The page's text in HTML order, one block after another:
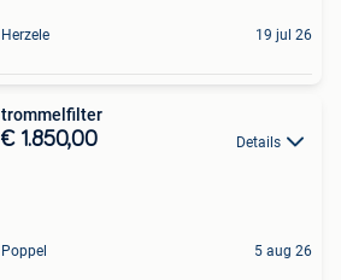
Herzele 19 jul 26
trommelfilter
€ 1.850,00 Details
Poppel 5 aug 26